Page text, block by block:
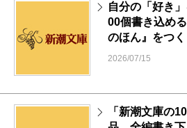
自分の「好き
00個書き込め
のほん』をつく
2026/07/15
「新潮文庫の